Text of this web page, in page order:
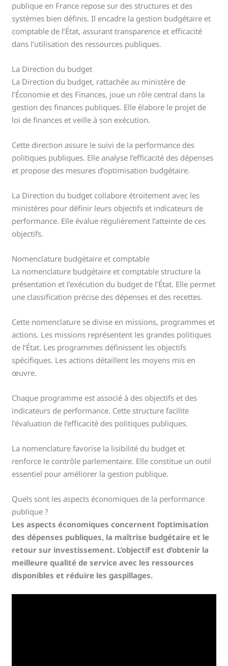
publique en France repose sur des structures et des
systèmes bien définis. Il encadre la gestion budgétaire et
comptable de l’État, assurant transparence et efficacité
dans l’utilisation des ressources publiques.
La Direction du budget
La Direction du budget, rattachée au ministère de
l’Économie et des Finances, joue un rôle central dans la
gestion des finances publiques. Elle élabore le projet de
loi de finances et veille à son exécution.
Cette direction assure le suivi de la performance des
politiques publiques. Elle analyse l’efficacité des dépenses
et propose des mesures d’optimisation budgétaire.
La Direction du budget collabore étroitement avec les
ministères pour définir leurs objectifs et indicateurs de
performance. Elle évalue régulièrement l’atteinte de ces
objectifs.
Nomenclature budgétaire et comptable
La nomenclature budgétaire et comptable structure la
présentation et l’exécution du budget de l’État. Elle permet
une classification précise des dépenses et des recettes.
Cette nomenclature se divise en missions, programmes et
actions. Les missions représentent les grandes politiques
de l’État. Les programmes définissent les objectifs
spécifiques. Les actions détaillent les moyens mis en
œuvre.
Chaque programme est associé à des objectifs et des
indicateurs de performance. Cette structure facilite
l’évaluation de l’efficacité des politiques publiques.
La nomenclature favorise la lisibilité du budget et
renforce le contrôle parlementaire. Elle constitue un outil
essentiel pour améliorer la gestion publique.
Quels sont les aspects économiques de la performance
publique ?
Les aspects économiques concernent l’optimisation
des dépenses publiques, la maîtrise budgétaire et le
retour sur investissement. L’objectif est d’obtenir la
meilleure qualité de service avec les ressources
disponibles et réduire les gaspillages.